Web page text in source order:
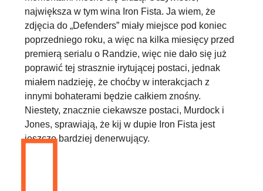
największa w tym wina Iron Fista. Ja wiem, że
zdjęcia do „Defenders” miały miejsce pod koniec
poprzedniego roku, a więc na kilka miesięcy przed
premierą serialu o Randzie, więc nie dało się już
poprawić tej strasznie irytującej postaci, jednak
miałem nadzieję, że choćby w interakcjach z
innymi bohaterami będzie całkiem znośny.
Niestety, znacznie ciekawsze postaci, Murdock i
Jones, sprawiają, że kij w dupie Iron Fista jest
jeszcze bardziej denerwujący.